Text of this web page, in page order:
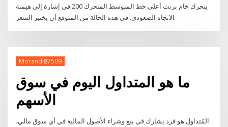
يتحرك خام برنت أعلى خط المتوسط المتحرك 200 في إشارة إلى هيمنة
Morandi87509
ما هو المتداول اليوم في سوق
الأسهم
المُتداول هو فرد يشارك في بيع وشراء الأصول المالية في أي سوق مالي،